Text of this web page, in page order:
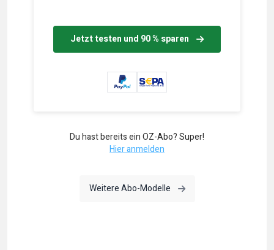
Jetzt testen und 90 % sparen
Du hast bereits ein OZ-Abo? Super!
Hier anmelden
Weitere Abo-Modelle